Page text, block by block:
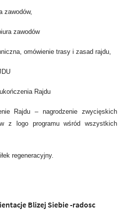
zawodów,
zawodów
omówienie trasy i zasad rajdu,
Rajdu
Rajdu – nagrodzenie zwycięskich
z logo programu wśród wszystkich
regeneracyjny.
Blizej Siebie -radosc